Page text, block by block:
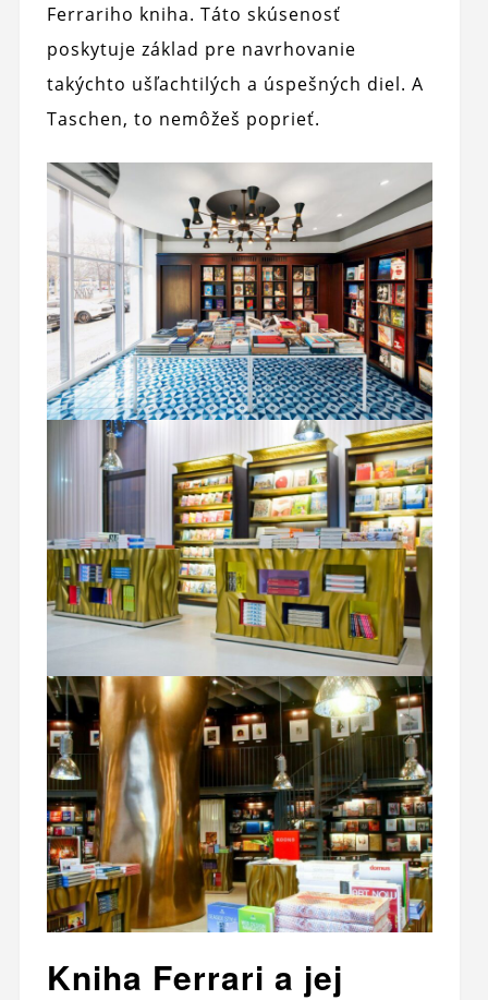
Ferrariho kniha. Táto skúsenosť
poskytuje základ pre navrhovanie
takýchto ušľachtilých a úspešných diel. A
Taschen, to nemôžeš poprieť.
Kniha Ferrari a jej